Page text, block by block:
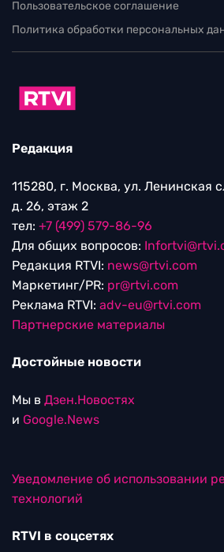
Пользовательское соглашение
Политика обработки персональных
Редакция
115280, г. Москва, ул. Ленинская
д. 26, этаж 2
тел: +7 (499) 579-86-96
Для общих вопросов:
Редакция RTVI: news@rtvi.com
Маркетинг/PR: pr@rtvi.com
Реклама RTVI: adv-eu@rtvi.com
Партнерские материалы
Достойные новости
Мы в Дзен.Новостях
и Google.News
Уведомление об использовании
технологий
RTVI в соцсетях